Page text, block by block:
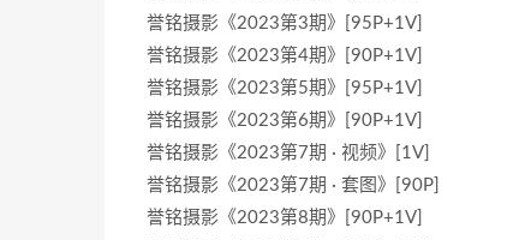
誉铭摄影《2023第3期》[95P+1V]
誉铭摄影《2023第4期》[90P+1V]
誉铭摄影《2023第5期》[95P+1V]
誉铭摄影《2023第6期》[90P+1V]
誉铭摄影《2023第7期 · 视频》[1V]
誉铭摄影《2023第7期 · 套图》[90P]
誉铭摄影《2023第8期》[90P+1V]